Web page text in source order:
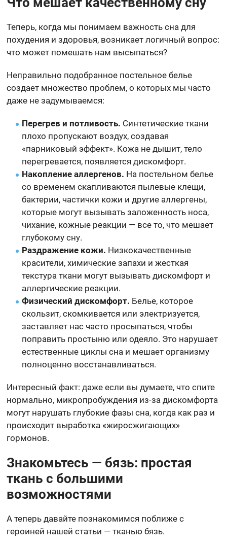
Теперь, когда мы понимаем важность сна для
похудения и здоровья, возникает логичный вопрос:
что может помешать нам высыпаться?
Неправильно подобранное постельное белье
создает множество проблем, о которых мы часто
даже не задумываемся:
Перегрев и потливость. Синтетические ткани
плохо пропускают воздух, создавая
«парниковый эффект». Кожа не дышит, тело
перегревается, появляется дискомфорт.
Накопление аллергенов. На постельном белье
со временем скапливаются пылевые клещи,
бактерии, частички кожи и другие аллергены,
которые могут вызывать заложенность носа,
чихание, кожные реакции — все то, что мешает
глубокому сну.
Раздражение кожи. Низкокачественные
красители, химические запахи и жесткая
текстура ткани могут вызывать дискомфорт и
аллергические реакции.
Физический дискомфорт. Белье, которое
скользит, скомкивается или электризуется,
заставляет нас часто просыпаться, чтобы
поправить простыню или одеяло. Это нарушает
естественные циклы сна и мешает организму
полноценно восстанавливаться.
Интересный факт: даже если вы думаете, что спите
нормально, микропробуждения из-за дискомфорта
могут нарушать глубокие фазы сна, когда как раз и
происходит выработка «жиросжигающих»
гормонов.
Знакомьтесь — бязь: простая
ткань с большими
возможностями
А теперь давайте познакомимся поближе с
героиней нашей статьи — тканью бязь.